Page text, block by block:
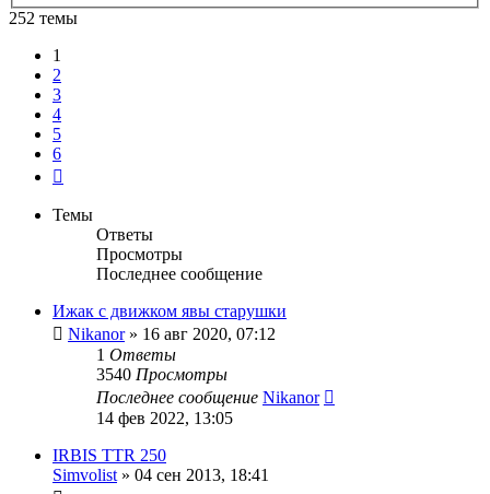
252 темы
1
2
3
4
5
6
Темы
Ответы
Просмотры
Последнее сообщение
Ижак с движком явы старушки
Nikanor» 16 авг 2020, 07:12
1 Ответы
3540 Просмотры
Последнее сообщение Nikanor
14 фев 2022, 13:05
IRBIS TTR 250
Simvolist » 04 сен 2013, 18:41